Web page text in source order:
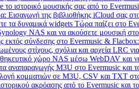
το ιστορικό μουσικής σας από το
Εισαγωγή της βιβλιοθήκης iCloud σας
τα δυναμικά widgets Τώρα παίζει στο
NAS και να ακούσετε μουσική
εκτός σύνδεσης στο Evermusic &
στίχους, σχόλια και αρχεία LRC
χώρο NAS μέσω WebDAV και
αναπαραγωγής M3U στο Evermusic και
κομματιών σε M3U, CSV και TXT
ακρόασης από το Evermusic και